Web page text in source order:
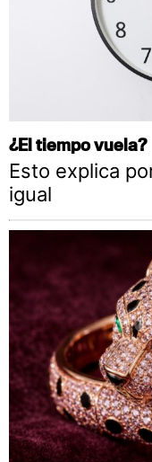
¿El tiempo vuela?
Esto explica
igual